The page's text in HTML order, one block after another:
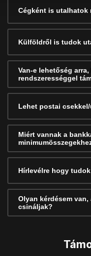
Cégként is utalhatok
Külföldről is tudok
Van-e lehetőség
rendszerességgel
Lehet postai
Miért vannak a
Hírlevélre hogy
Olyan kérdésem
csináljak?